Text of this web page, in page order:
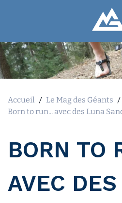
Accueil / Le Mag des Géants /
Born to run... avec des Luna
BORN TO
AVEC